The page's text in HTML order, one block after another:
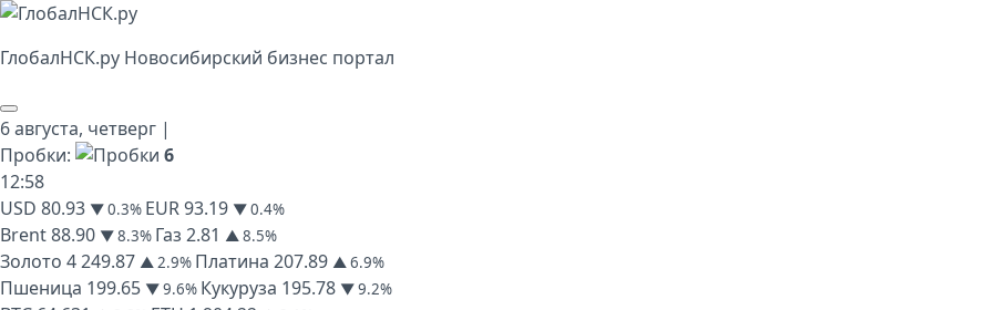
ГлобалНСК.py Новосибирский бизнес портал
6 августа, четверг |
Пробки:
6
12:58
USD 80.93 ▼ 0.3% EUR93.19 ▼ 0.4%
Brent88.90 ▼ 8.3% Газ 2.81 ▲ 8.5%
Золото 4 249.87 ▲ 2.9% Платина 207.89 ▲ 6.9%
Пшеница 199.65 ▼ 9.6% Кукуруза 195.78 ▼ 9.2%